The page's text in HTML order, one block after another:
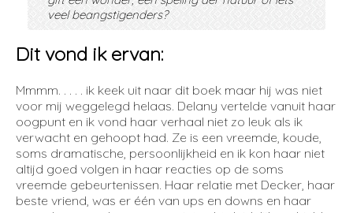
veel beangstigenders?
Dit vond ik ervan:
Mmmm. . . . . ik keek uit naar dit boek maar hij was niet
voor mij weggelegd helaas. Delany vertelde vanuit haar
oogpunt en ik vond haar verhaal niet zo leuk als ik
verwacht en gehoopt had. Ze is een vreemde, koude,
soms dramatische, persoonlijkheid en ik kon haar niet
altijd goed volgen in haar reacties op de soms
vreemde gebeurtenissen. Haar relatie met Decker, haar
beste vriend, was er één van ups en downs en haar